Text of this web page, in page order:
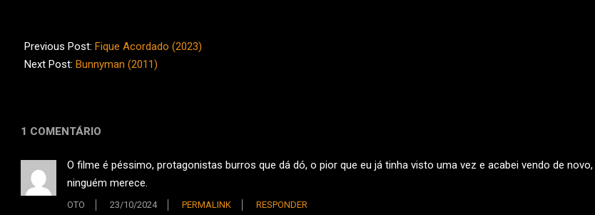
04-
14
Previous Post: Fique Acordado (2023)
Next Post: Bunnyman (2011)
1 COMENTÁRIO
O filme é péssimo, protagonistas burros que dá dó, o pior que eu já tinha visto uma vez e acabei vendo de novo,
ninguém merece.
OTO 23/10/2024 PERMALINK RESPONDER